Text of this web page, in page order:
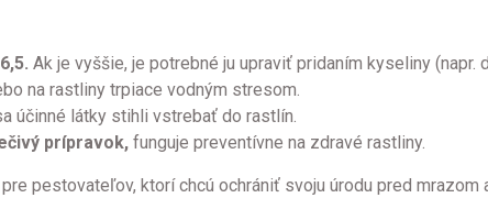
Ak je vyššie, je potrebné ju upraviť pridaním kyseliny (napr.
na rastliny trpiace vodným stresom.
účinné látky stihli vstrebať do rastlín.
prípravok, funguje preventívne na zdravé rastliny.
pestovateľov, ktorí chcú ochrániť svoju úrodu pred